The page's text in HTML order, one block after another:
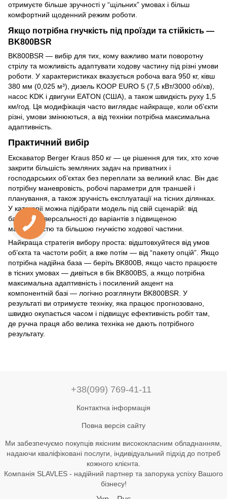
отримуєте більше зручності у “щільних” умовах і більш
комфортний щоденний режим роботи.
Якщо потрібна гнучкість під проїзди та стійкість —
BK800BSR
BK800BSR — вибір для тих, кому важливо мати поворотну
стрілу та можливість адаптувати ходову частину під різні умови
роботи. У характеристиках вказується робоча вага 950 кг, ківш
380 мм (0,025 м³), дизель KOOP EURO 5 (7,5 кВт/3000 об/хв),
насос KDK і двигуни EATON (США), а також швидкість руху 1,5
км/год. Ця модифікація часто виглядає найкраще, коли об’єкти
різні, умови змінюються, а від техніки потрібна максимальна
адаптивність.
Практичний вибір
Екскаватор Berger Kraus 850 кг — це рішення для тих, хто хоче
закрити більшість земляних задач на приватних і
господарських об’єктах без переплати за великий клас. Він дає
потрібну маневровість, робочі параметри для траншей і
планування, а також зручність експлуатації на тісних ділянках.
У категорії можна підібрати модель під свій сценарій: від
базової універсальності до варіантів з підвищеною
маневровістю та більшою гнучкістю ходової частини.
Найкраща стратегія вибору проста: відштовхуйтеся від умов
об’єкта та частоти робіт, а вже потім — від “пакету опцій”. Якщо
потрібна надійна база — беріть BK800B, якщо часто працюєте
в тісних умовах — дивіться в бік BK800BS, а якщо потрібна
максимальна адаптивність і посилений акцент на
компонентній базі — логічно розглянути BK800BSR. У
результаті ви отримуєте техніку, яка працює прогнозовано,
швидко окупається часом і підвищує ефективність робіт там,
де ручна праця або велика техніка не дають потрібного
результату.
+38(099) 769-41-11
Контактна інформація
Повна версія сайту
Ми забезпечуємо покупців якісним висококласним обладнанням,
надаючи кваліфіковані послуги, індивідуальний підхід до потреб
кожного клієнта.
Компанія SLAVLES - надійний партнер та запорука успіху Вашого
бізнесу!